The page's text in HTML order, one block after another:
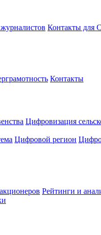
Контакты для
Контакты
Цифровизация
Цифровой регион
Рейтинги и